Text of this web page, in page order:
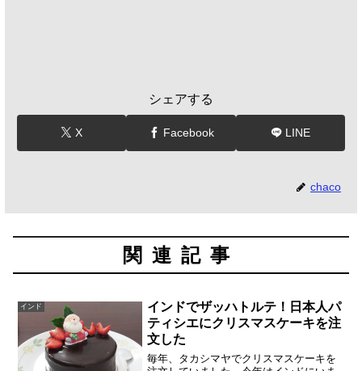
シェアする
X Facebook LINE
chaco
関連記事
インド
インドでザッハトルテ！日本人パ
ティシエにクリスマスケーキを注
文した
毎年、タカシマヤでクリスマスケーキを